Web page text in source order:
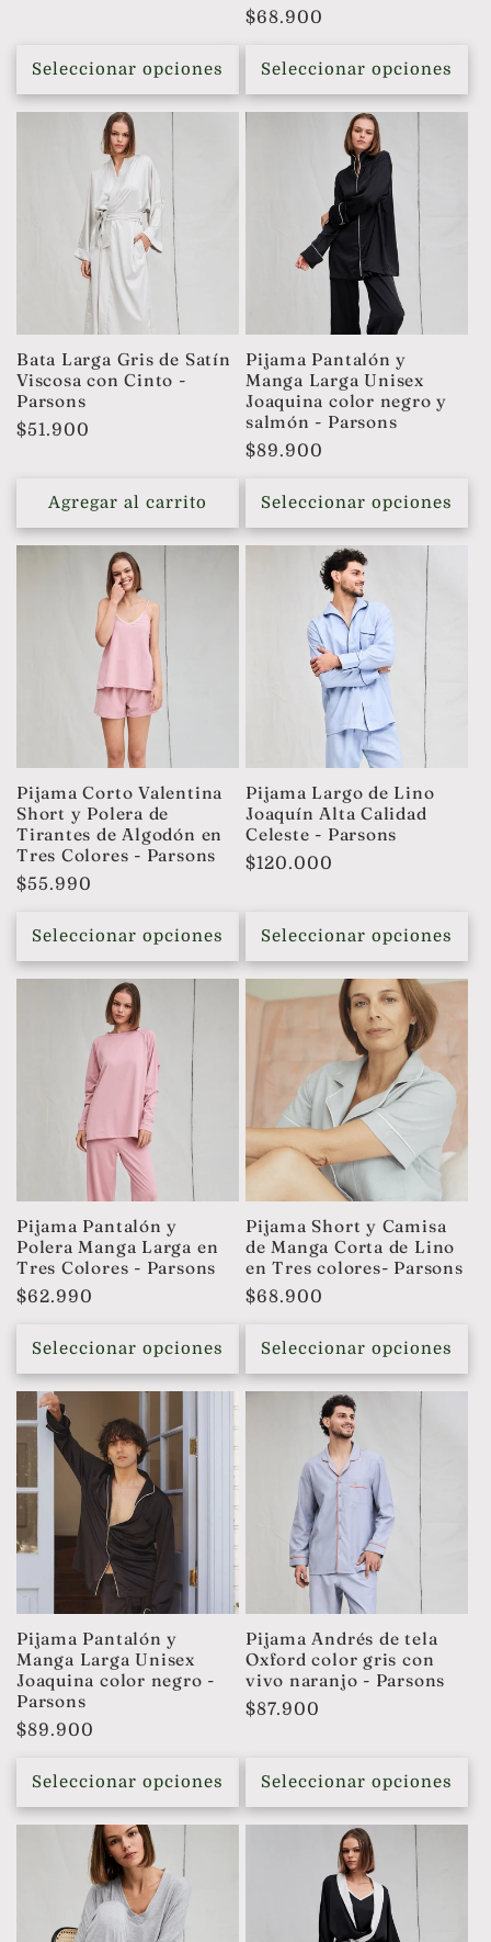
Seleccionar opciones
Precio
$68.900
Seleccionar opciones
Bata Larga Gris de Satín
Viscosa con Cinto -
Parsons
Precio
$51.900
Agregar al carrito
Pijama Pantalón y
Manga Larga Unisex
Joaquina color negro y
salmón - Parsons
Precio
$89.900
Seleccionar opciones
Pijama Corto Valentina
Short y Polera de
Tirantes de Algodón en
Tres Colores - Parsons
Precio
$55.990
Seleccionar opciones
Pijama Largo de Lino
Joaquín Alta Calidad
Celeste - Parsons
Precio
$120.000
Seleccionar opciones
Pijama Pantalón y
Polera Manga Larga en
Tres Colores - Parsons
Precio
$62.990
Seleccionar opciones
Pijama Short y Camisa
de Manga Corta de Lino
en Tres colores- Parsons
Precio
$68.900
Seleccionar opciones
Pijama Pantalón y
Manga Larga Unisex
Joaquina color negro -
Parsons
Precio
$89.900
Seleccionar opciones
Pijama Andrés de tela
Oxford color gris con
vivo naranjo - Parsons
Precio
$87.900
Seleccionar opciones